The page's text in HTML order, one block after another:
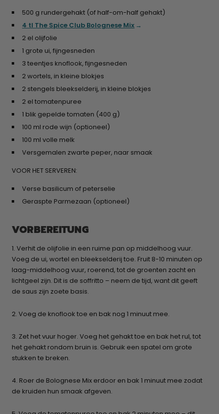
500 g rundergehakt (of half-om-half gehakt)
4 tl The Spice Club Bolognese Mix
2 el olijfolie
1 grote ui, fijngesneden
3 teentjes knoflook, fijngesneden
2 wortels, in kleine blokjes
2 stengels bleekselderij, in kleine blokjes
2 el tomatenpuree
1 blik gepelde tomaten (400 g)
100 ml rode wijn (optioneel)
100 ml volle melk
Versgemalen zwarte peper, naar smaak
VOOR HET SERVEREN:
Verse basilicum of peterselie
Geraspte Parmezaan (optioneel)
VORBEREITUNG
1. Verhit de olijfolie in een ruime pan op middelhoog vuur.
Voeg de ui, wortel en bleekselderij toe. Fruit 8-10 minuten op
laag-middelhoog vuur, roerend, tot de groenten zacht en
lichtgeel zijn. Dit is de soffritto – neem de tijd, want dit geeft
de saus zijn zoete basis.
2. Voeg de knoflook toe en bak nog 1 minuut mee.
3. Zet het vuur hoger. Voeg het gehakt toe en bak het rul, tot
het gehakt rondom bruin is. Gebruik een spatel om grote
stukken te breken.
4. Roer de Bolognese Mix erdoor en bak 1 minuut mee zodat
de kruiden hun smaak afgeven.